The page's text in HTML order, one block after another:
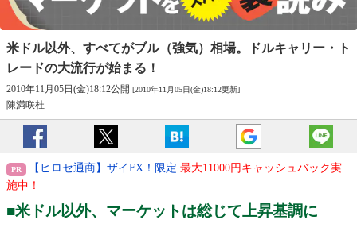
米ドル以外、すべてがブル（強気）相場。
ドルキャリー・ト
レードの大流行が始まる！
2010年11月05日(金)18:12公開 [2010年11月05日(金)18:12更新]
陳満咲杜
【ヒロセ通商】ザイFX！限定 最大11000円キャッシュバック実
施中！
■米ドル以外、マーケットは総じて上昇基調に